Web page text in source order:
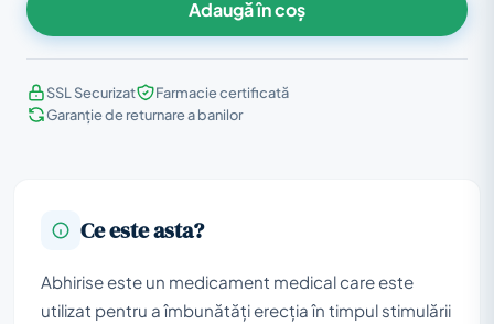
Adaugă în coș
SSL Securizat
Farmacie certificată
Garanție de returnare a banilor
Ce este asta?
Abhirise este un medicament medical care este
utilizat pentru a îmbunătăți erecția în timpul stimulării